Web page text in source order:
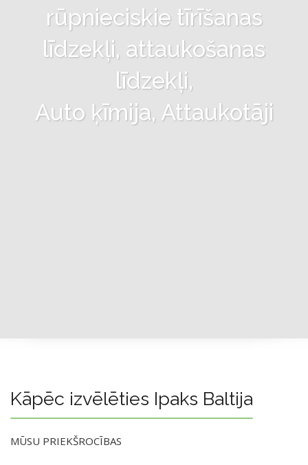
rūpnieciskie tīrīšanas
līdzekļi, attaukošanas
līdzekļi,
Auto ķīmija, Attaukotāji
Kāpēc izvēlēties Ipaks Baltija
MŪSU PRIEKŠROCĪBAS